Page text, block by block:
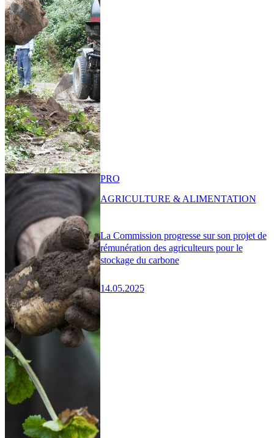
La Commission progresse sur son projet de
rémunération des agriculteurs pour le
stockage du carbone
14.05.2025
PRO
AGRICULTURE & ALIMENTATION